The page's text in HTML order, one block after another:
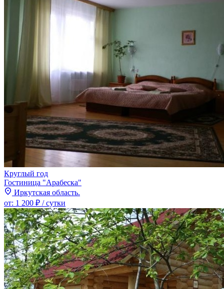
Круглый год
Гостиница "Арабеска"
Иркутская область.
от: 1 200 ₽ / сутки